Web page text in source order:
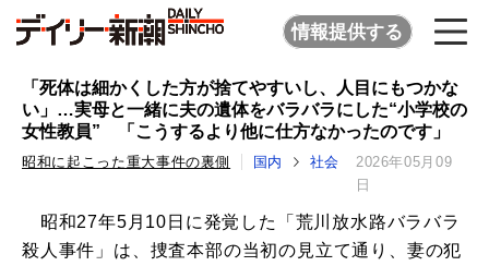
情報提供する
「死体は細かくした方が捨てやすいし、人目にもつかな
い」…実母と一緒に夫の遺体をバラバラにした“小学校の
女性教員” 「こうするより他に仕方なかったのです」
昭和に起こった重大事件の裏側 国内 社会
2026年05月09
日
昭和27年5月10日に発覚した「荒川放水路バラバラ
殺人事件」は、捜査本部の当初の見立て通り、妻の犯